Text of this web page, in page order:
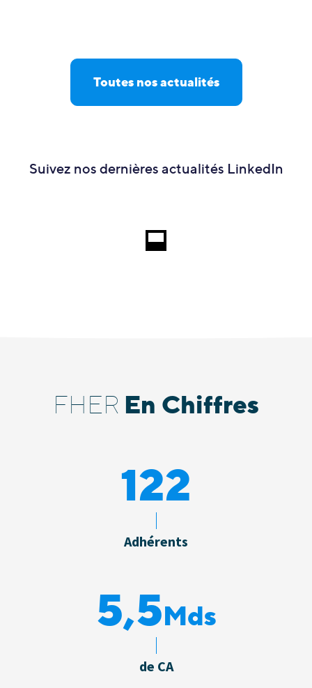
Toutes nos actualités
Suivez nos dernières actualités LinkedIn
FHER En Chiffres
123
Adhérents
5,6Mds
de CA